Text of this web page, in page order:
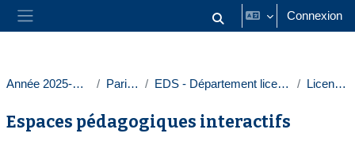
Passer au contenu principal
Panneau latéral Activer/désactiver la saisie
Connexion
Année 2025-2026 Paris 1 EDS - Département licences Licences
Espaces pédagogiques interactifs